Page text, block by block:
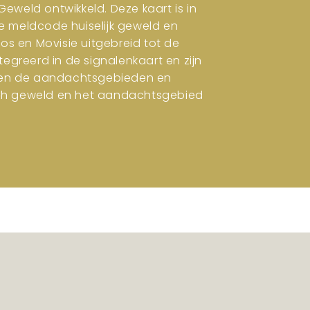
ontwikkeld. Deze kaart is in
meldcode huiselijk geweld en
en Movisie uitgebreid tot de
in de signalenkaart en zijn
de aandachtsgebieden en
geweld en het aandachtsgebied